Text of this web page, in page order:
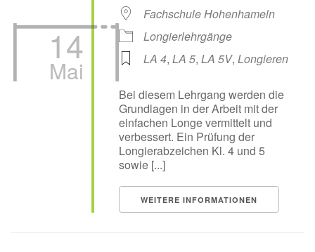
14
Mai
Fachschule Hohenhameln
Longierlehrgänge
LA 4, LA 5, LA 5V, Longieren
Bei diesem Lehrgang werden die
Grundlagen in der Arbeit mit der
einfachen Longe vermittelt und
verbessert. Ein Prüfung der
Longierabzeichen Kl. 4 und 5
sowie [...]
WEITERE INFORMATIONEN